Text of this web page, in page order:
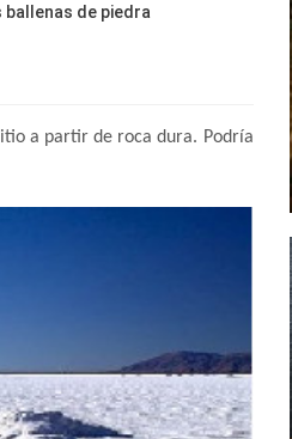
ballenas de piedra
a partir de roca dura. Podría